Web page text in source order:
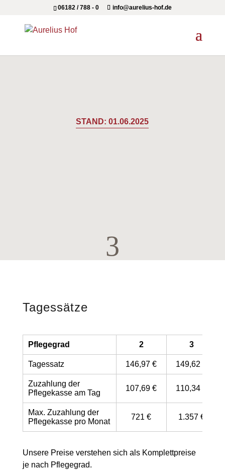
06182 / 788 - 0 info@aurelius-hof.de
STAND: 01.06.2025
3
Tagessätze
Pflegegrad 2 3
Tagessatz 146,97 € 149,62 €
Zuzahlung der
Pflegekasse am Tag
107,69 € 110,34 €
Max. Zuzahlung der
Pflegekasse pro Monat
721 € 1.357 €
Unsere Preise verstehen sich als Komplettpreise
je nach Pflegegrad.